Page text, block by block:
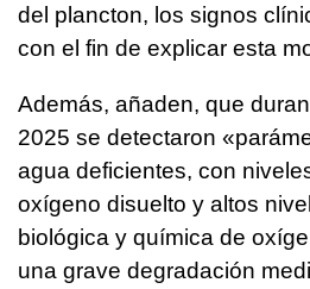
del plancton, los signos
con el fin de explicar esta
Además, añaden, que
2025 se detectaron
agua deficientes, con
oxígeno disuelto y altos
biológica y química de
una grave degradación